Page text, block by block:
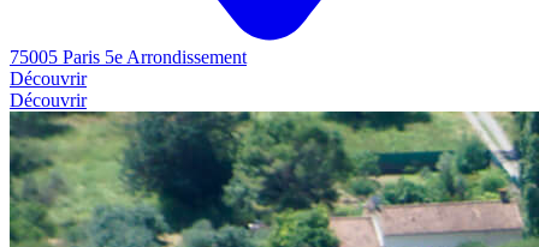
75005 Paris 5e Arrondissement
Découvrir
Découvrir